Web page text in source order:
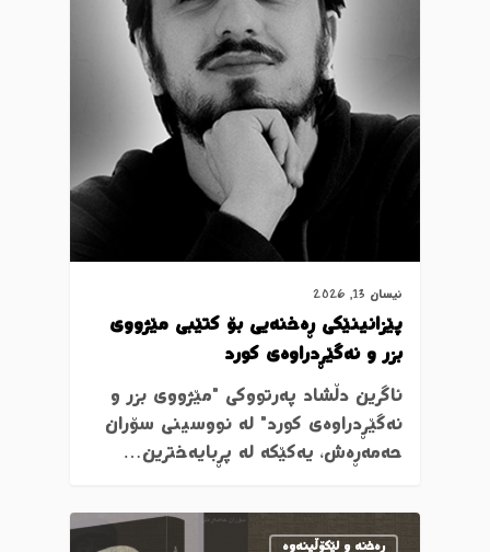
نیسان 13, 2026
پێزانینێکی ڕەخنەیی بۆ کتێبی مێژووی
بزر و نەگێڕدراوەی کورد
ئاگرین دڵشاد پەرتووکی "مێژووی بزر و
نەگێڕدراوەی کورد" لە نووسینی سۆران
حەمەڕەش، یەکێکە لە پڕبایەخترین…
رەخنە و لێکۆڵینەوە